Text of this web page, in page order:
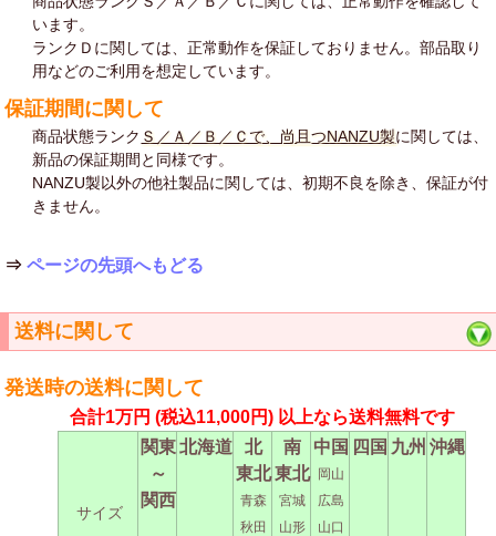
います。
ランクＤに関しては、正常動作を保証しておりません。部品取り
用などのご利用を想定しています。
保証期間に関して
商品状態ランク Ｓ／Ａ／Ｂ／Ｃで、尚且つNANZU製に関しては、
新品の保証期間と同様です。
NANZU製以外の他社製品に関しては、初期不良を除き、保証が付
きません。
⇒ページの先頭へもどる
送料に関して
発送時の送料に関して
合計1万円 (税込11,000円)以上なら送料無料です
サイズ
関東
～
関西
北海道
北
東北
青森
秋田
南
東北
宮城
山形
中国
岡山
広島
山口
四国 九州 沖縄